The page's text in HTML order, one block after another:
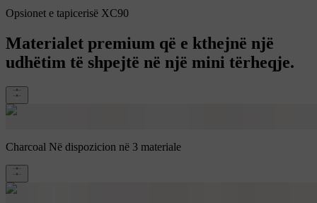
Opsionet e tapicerisë XC90
Materialet premium që e kthejnë një
udhëtim të shpejtë në një mini tërheqje.
Charcoal Në dispozicion në 3 materiale